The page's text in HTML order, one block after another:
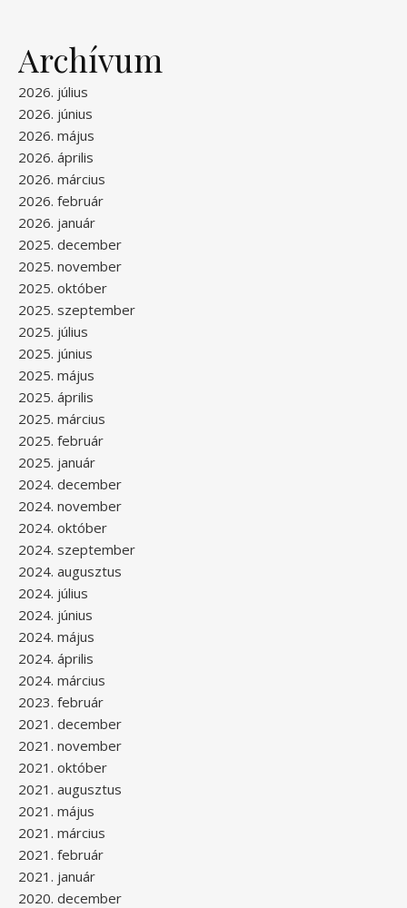
Archívum
2026. július
2026. június
2026. május
2026. április
2026. március
2026. február
2026. január
2025. december
2025. november
2025. október
2025. szeptember
2025. július
2025. június
2025. május
2025. április
2025. március
2025. február
2025. január
2024. december
2024. november
2024. október
2024. szeptember
2024. augusztus
2024. július
2024. június
2024. május
2024. április
2024. március
2023. február
2021. december
2021. november
2021. október
2021. augusztus
2021. május
2021. március
2021. február
2021. január
2020. december